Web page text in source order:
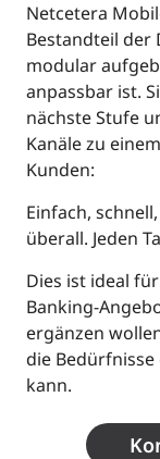
Netcetera
Bestandteil der
modular
anpassbar ist.
nächste Stufe
Kanäle zu
Kunden:
Einfach,
überall. Jeden
Dies ist ideal
Banking-
ergänzen
die
kann.